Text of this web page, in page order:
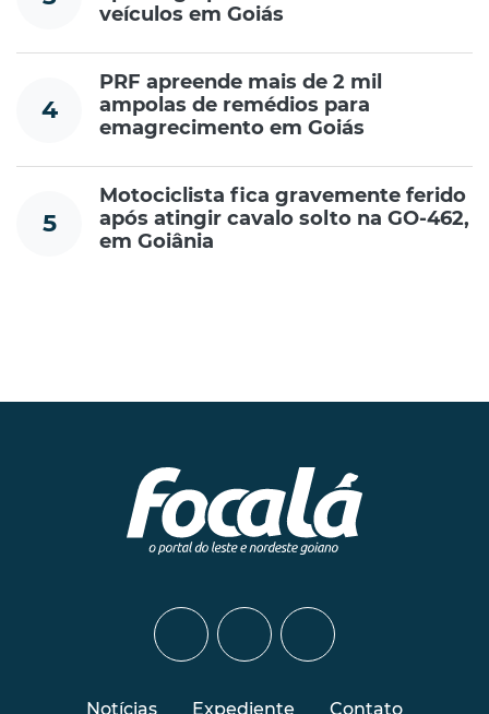
veículos em Goiás
4
PRF apreende mais de 2 mil
ampolas de remédios para
emagrecimento em Goiás
5
Motociclista fica gravemente ferido
após atingir cavalo solto na GO-462,
em Goiânia
Notícias Expediente Contato